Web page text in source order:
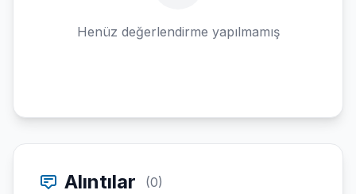
Henüz değerlendirme yapılmamış
Alıntılar (0)